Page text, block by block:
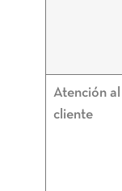
Atención al
cliente